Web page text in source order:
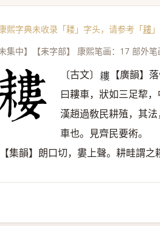
康熙字典未收录「耧」字头，请参考「耬
未集中】【耒字部】 康熙笔画：17 部外笔
〔古文〕 𦔪 【廣韻】
曰耬車，狀如三足犂
漢趙過敎民耕殖，其
車也。見齊民要術。
集韻】朗口切，婁上聲。耕畦謂